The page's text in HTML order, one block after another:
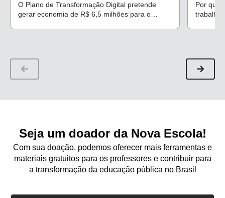
O Plano de Transformação Digital pretende
gerar economia de R$ 6,5 milhões para o
Por que
Seja um doador da Nova Escola!
Com sua doação, podemos oferecer mais ferramentas e
materiais gratuitos para os professores e contribuir para
a transformação da educação pública no Brasil